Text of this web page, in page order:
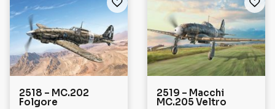
2518 – MC.202
Folgore
2519 – Macchi
MC.205 Veltro